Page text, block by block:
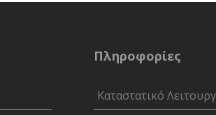
Πληροφορίες
Καταστατικό